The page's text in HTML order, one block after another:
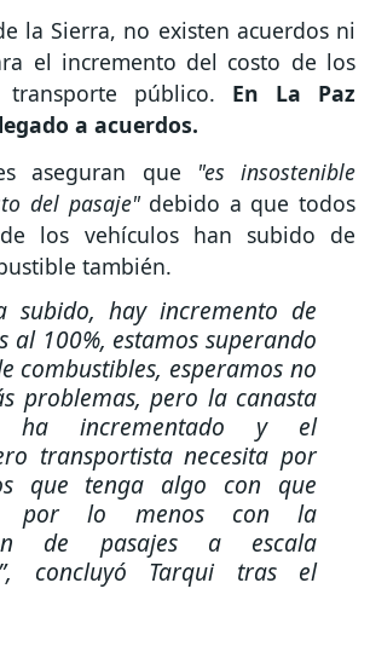
la Sierra, no existen acuerdos ni
el incremento del costo de los
público. En La Paz
a acuerdos.
aseguran que "es insostenible
del pasaje" debido a que todos
los vehículos han subido de
también.
subido, hay incremento de
al 100%, estamos superando
combustibles, esperamos no
problemas, pero la canasta
ha incrementado y el
transportista necesita por
que tenga algo con que
por lo menos con la
de pasajes a escala
concluyó Tarqui tras el